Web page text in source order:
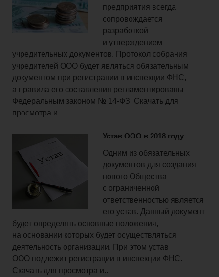
предприятия всегда
сопровождается
разработкой
и утверждением
учредительных документов. Протокол собрания
учредителей ООО будет являться обязательным
документом при регистрации в инспекции ФНС,
а правила его составления регламентированы
Федеральным законом № 14-ФЗ. Скачать для
просмотра и...
Устав ООО в 2018 году
Одним из обязательных
документов для создания
нового Общества
с ограниченной
ответственностью является
его устав. Данный документ
будет определять основные положения,
на основании которых будет осуществляться
деятельность организации. При этом устав
ООО подлежит регистрации в инспекции ФНС.
Скачать для просмотра и...